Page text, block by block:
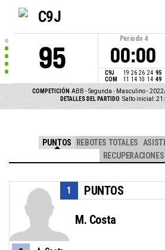
C9J
95
Periodo 4
00:00
C9J 19 26 26 24 95
COM
11 14 10 14 49
COMPETICIÓN ABB - Segunda - Masculino -
DETALLES DEL PARTIDO Salto inicial:
PUNTOS REBOTES TOTALES
RECUPERACIONES
PUNTOS
1
M. Costa